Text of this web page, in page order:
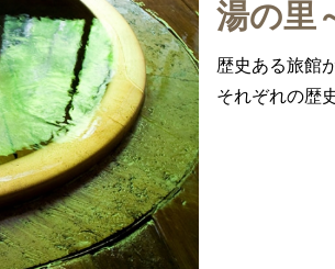
湯の里
歴史ある旅館
それぞれの歴